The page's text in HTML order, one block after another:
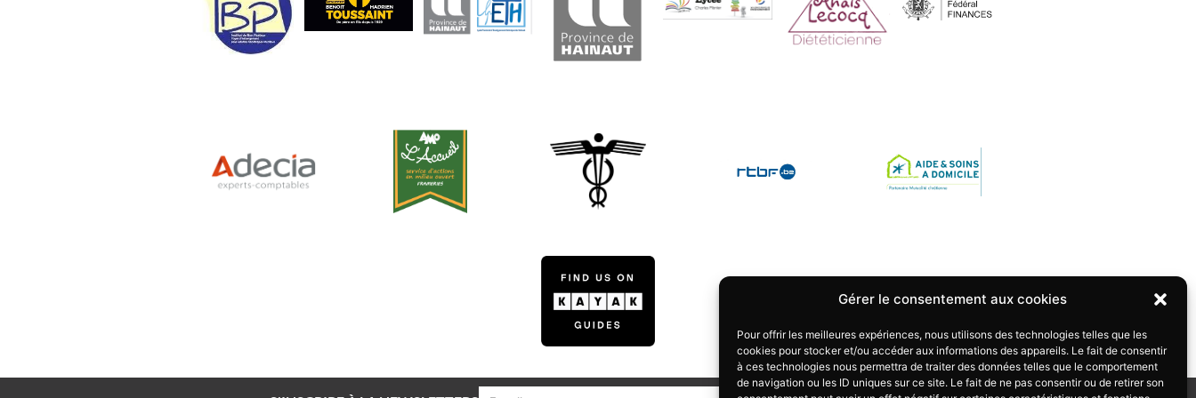
Gérer le consentement aux cookies
Pour offrir les meilleures expériences, nous utilisons des technologies telles que les
cookies pour stocker et/ou accéder aux informations des appareils. Le fait de consentir
à ces technologies nous permettra de traiter des données telles que le comportement
de navigation ou les ID uniques sur ce site. Le fait de ne pas consentir ou de retirer son